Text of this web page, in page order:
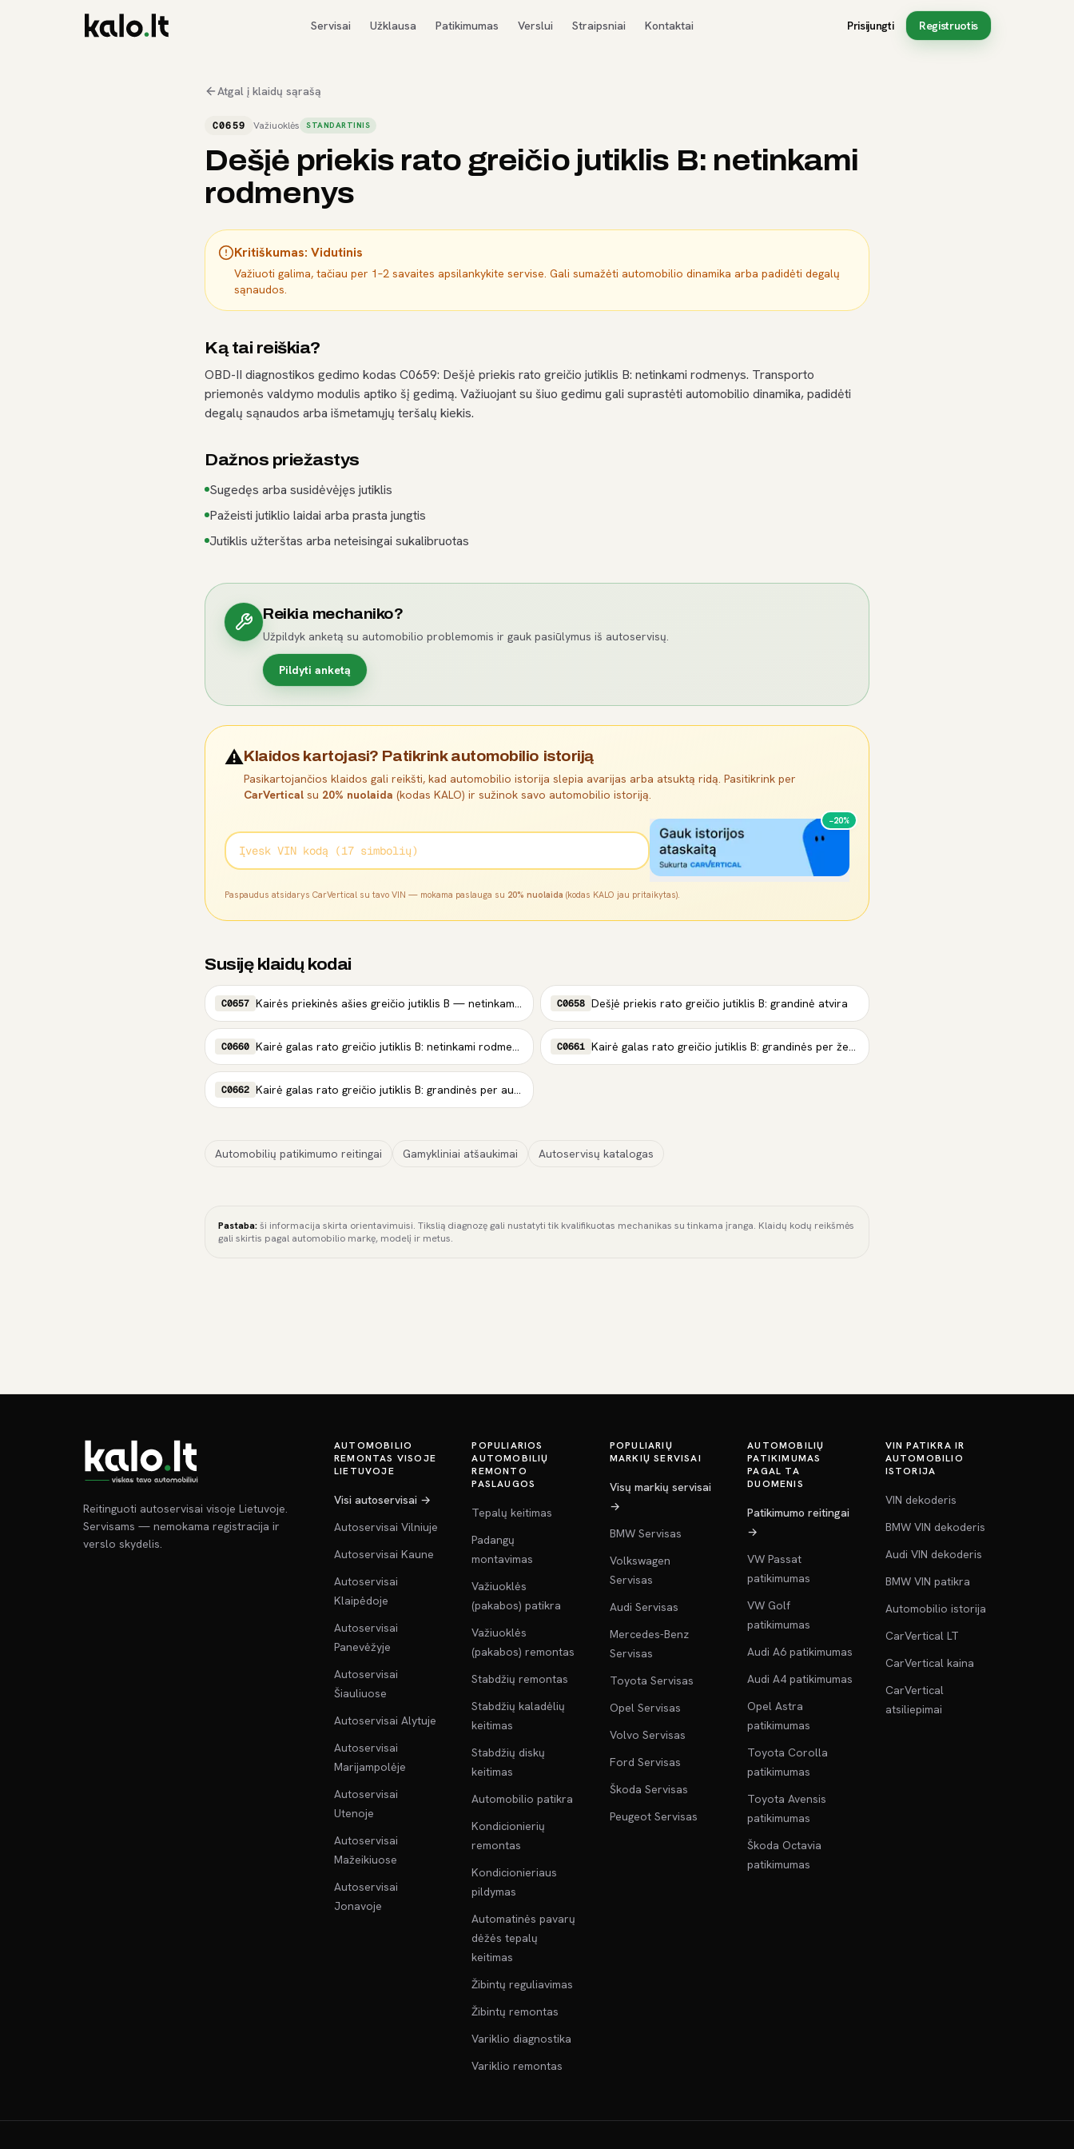
Servisai Užklausa Patikimumas Verslui Straipsniai Kontaktai Prisijungti Registruotis
Atgal į klaidų sąrašą
C0659 Važiuoklės STANDARTINIS
Dešįė priekis rato greičio jutiklis B: netinkami
rodmenys
Kritiškumas: Vidutinis
Važiuoti galima, tačiau per 1–2 savaites apsilankykite servise. Gali sumažėti automobilio dinamika arba padidėti degalų
sąnaudos.
Ką tai reiškia?
OBD-II diagnostikos gedimo kodas C0659: Dešįė priekis rato greičio jutiklis B: netinkami rodmenys. Transporto
priemonės valdymo modulis aptiko šį gedimą. Važiuojant su šiuo gedimu gali suprastėti automobilio dinamika, padidėti
degalų sąnaudos arba išmetamųjų teršalų kiekis.
Dažnos priežastys
Sugedęs arba susidėvėjęs jutiklis
Pažeisti jutiklio laidai arba prasta jungtis
Jutiklis užterštas arba neteisingai sukalibruotas
Reikia mechaniko?
Užpildyk anketą su automobilio problemomis ir gauk pasiūlymus iš autoservisų.
Pildyti anketą
⚠️Klaidos kartojasi? Patikrink automobilio istoriją
Pasikartojančios klaidos gali reikšti, kad automobilio istorija slepia avarijas arba atsuktą ridą. Pasitikrink per
CarVertical su 20% nuolaida (kodas KALO) ir sužinok savo automobilio istoriją.
−20%
Paspaudus atsidarys CarVertical su tavo VIN — mokama paslauga su 20% nuolaida (kodas KALO jau pritaikytas).
Susiję klaidų kodai
C0657 Kairės priekinės ašies greičio jutiklis B — netinkamas komponentas C0658 Dešįė priekis rato greičio jutiklis B: grandinė atvira
C0660 Kairė galas rato greičio jutiklis B: netinkami rodmenys C0661 Kairė galas rato greičio jutiklis B: grandinės per žema įtampa
C0662 Kairė galas rato greičio jutiklis B: grandinės per aukšta įtampa
Automobilių patikimumo reitingai Gamykliniai atšaukimai Autoservisų katalogas
Pastaba:ši informacija skirta orientavimuisi. Tikslią diagnozę gali nustatyti tik kvalifikuotas mechanikas su tinkama įranga. Klaidų kodų reikšmės
gali skirtis pagal automobilio markę, modelį ir metus.
Reitinguoti autoservisai visoje Lietuvoje.
Servisams — nemokama registracija ir
verslo skydelis.
AUTOMOBILIO
REMONTAS VISOJE
LIETUVOJE
Visi autoservisai →
Autoservisai Vilniuje
Autoservisai Kaune
Autoservisai
Klaipėdoje
Autoservisai
Panevėžyje
Autoservisai
Šiauliuose
Autoservisai Alytuje
Autoservisai
Marijampolėje
Autoservisai
Utenoje
Autoservisai
Mažeikiuose
Autoservisai
Jonavoje
POPULIARIOS
AUTOMOBILIŲ
REMONTO
PASLAUGOS
Tepalų keitimas
Padangų
montavimas
Važiuoklės
(pakabos) patikra
Važiuoklės
(pakabos) remontas
Stabdžių remontas
Stabdžių kaladėlių
keitimas
Stabdžių diskų
keitimas
Automobilio patikra
Kondicionierių
remontas
Kondicionieriaus
pildymas
Automatinės pavarų
dėžės tepalų
keitimas
Žibintų reguliavimas
Žibintų remontas
Variklio diagnostika
Variklio remontas
POPULIARIŲ
MARKIŲ SERVISAI
Visų markių servisai
→
BMW Servisas
Volkswagen
Servisas
Audi Servisas
Mercedes-Benz
Servisas
Toyota Servisas
Opel Servisas
Volvo Servisas
Ford Servisas
Škoda Servisas
Peugeot Servisas
AUTOMOBILIŲ
PATIKIMUMAS
PAGAL TA
DUOMENIS
Patikimumo reitingai
→
VW Passat
patikimumas
VW Golf
patikimumas
Audi A6 patikimumas
Audi A4 patikimumas
Opel Astra
patikimumas
Toyota Corolla
patikimumas
Toyota Avensis
patikimumas
Škoda Octavia
patikimumas
VIN PATIKRA IR
AUTOMOBILIO
ISTORIJA
VIN dekoderis
BMW VIN dekoderis
Audi VIN dekoderis
BMW VIN patikra
Automobilio istorija
CarVertical LT
CarVertical kaina
CarVertical
atsiliepimai